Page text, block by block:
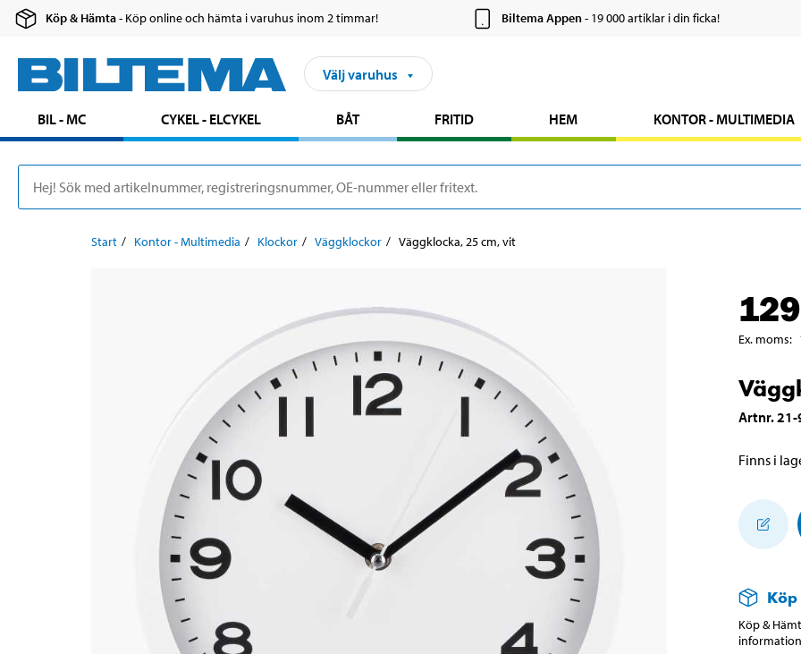
Köp & Hämta- Köp online och hämta i varuhus inom 2 timmar! Biltema Appen- 19 000 artiklar i din ficka!
Välj varuhus
BIL - MC CYKEL - ELCYKEL BÅT FRITID HEM KONTOR - MULTIMEDIA
Start Kontor - Multimedia Klockor Väggklockor Väggklocka, 25 cm, vit
129
Ex. moms:
Artnr.21-
Finns i
Köp &